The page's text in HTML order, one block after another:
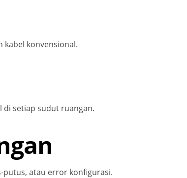
kabel konvensional.
di setiap sudut ruangan.
putus, atau error konfigurasi.